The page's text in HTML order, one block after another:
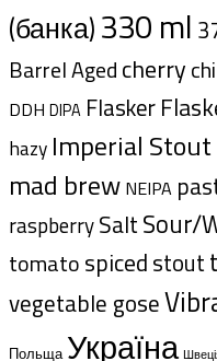
(банка)330 ml
Barrel Agedcherry
DDH DIPA Flasker
hazy Imperial Stout
mad brew NEIPA
raspberrySaltSour/
tomatospicedstout
vegetable gose
Польща Україна